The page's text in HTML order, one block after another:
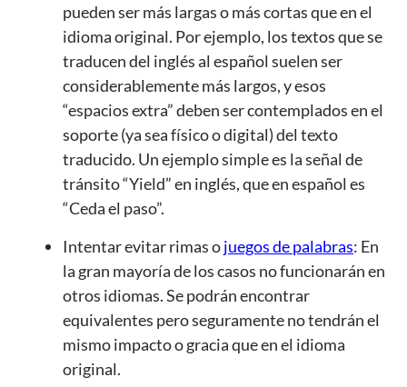
pueden ser más largas o más cortas que en el
idioma original. Por ejemplo, los textos que se
traducen del inglés al español suelen ser
considerablemente más largos, y esos
“espacios extra” deben ser contemplados en el
soporte (ya sea físico o digital) del texto
traducido. Un ejemplo simple es la señal de
tránsito “Yield” en inglés, que en español es
“Ceda el paso”.
Intentar evitar rimas ojuegos de palabras: En
la gran mayoría de los casos no funcionarán en
otros idiomas. Se podrán encontrar
equivalentes pero seguramente no tendrán el
mismo impacto o gracia que en el idioma
original.